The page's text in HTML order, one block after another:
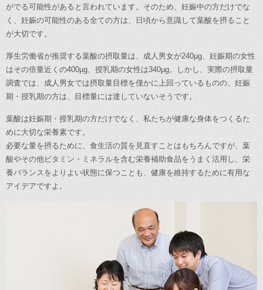
がでる可能性があると言われています。そのため、妊娠中の方だけでな
く、妊娠の可能性のある全ての方は、日頃から意識して葉酸を摂ること
が大切です。
厚生労働省が推奨する葉酸の摂取量は、成人男女が240µg、妊娠期の女性
はその倍量近くの400µg、授乳期の女性は340µg。しかし、実際の摂取量
調査では、成人男女では摂取量目標を僅かに上回っているものの、妊娠
期・授乳期の方は、目標量には達していないそうです。
葉酸は妊娠期・授乳期の方だけでなく、私たちが健康な身体をつくるた
めに大切な栄養素です。
必要な量を摂るために、食生活の質を見直すことはもちろんですが、葉
酸やその他ビタミン・ミネラルを含む栄養補助食品をうまく活用し、栄
養バランスをよりよい状態に保つことも、健康を維持するために有用な
アイデアですよ。